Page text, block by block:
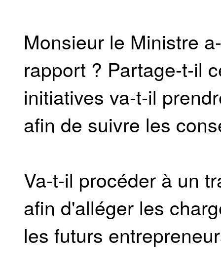
Monsieur le Ministre
rapport ? Partage-t-il
initiatives va-t-il
afin de suivre les
Va-t-il procéder à un
afin d'alléger les
les futurs